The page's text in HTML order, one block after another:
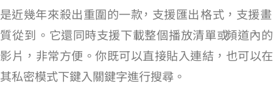
是近幾年來殺出重圍的一款 YouTube Converter，支援匯出 MP4 格式，支援畫
質從 128p 到 8K。它還同時支援下載整個 YT 播放清單或 YouTube 頻道內的
影片，非常方便。你既可以直接貼入連結，也可以在
其私密模式下鍵入關鍵字進行搜尋。